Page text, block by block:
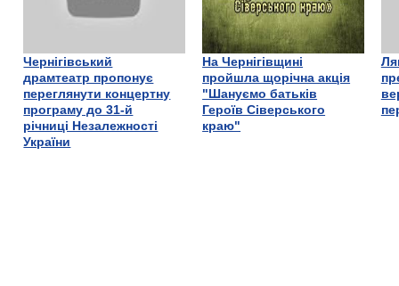
Чернігівський
драмтеатр пропонує
переглянути концертну
програму до 31-й
річниці Незалежності
України
На Чернігівщині
пройшла щорічна акція
"Шануємо батьків
Героїв Сіверського
краю"